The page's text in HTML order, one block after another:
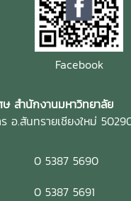
Facebook
สำนักงานมหาวิทยาลัย
อ.สันทรายเชียงใหม่
0 5387 5690
0 5387 5691